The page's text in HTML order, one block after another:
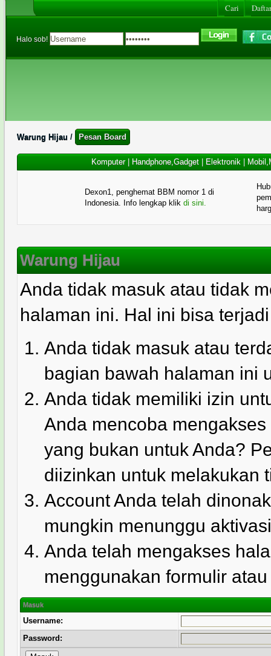
Cari
Halo sob!
Warung Hijau / Pesan Board
Komputer| Handphone,Gadget| Elektronik|
Dexon1, penghemat BBM nomor 1 di
Indonesia. Info lengkap klik di sini.
Warung Hijau
Anda tidak masuk atau tidak
halaman ini. Hal ini bisa
Anda tidak masuk atau
bagian bawah halaman ini
Anda tidak memiliki izin
Anda mencoba
yang bukan untuk Anda?
diizinkan untuk melakukan
Account Anda telah
mungkin menunggu
Anda telah mengakses
menggunakan formulir
Masuk
Username:
Password: